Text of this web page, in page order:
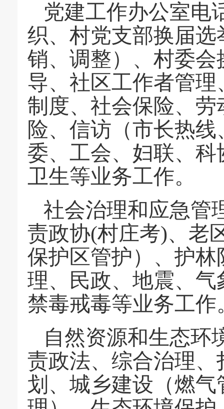
党建工作办公室电
织、村党支部换届
销、调整）、村委
导、社区工作者管
制度、社会保险、
险、信访（市长热
委、工会、妇联、
卫生等业务工作。
社会治理和应急管
责政协(村庄考)、老
保护区管护）、护
理、民政、地震、
禁毒戒毒等业务工作
自然资源和生态环
责政法、综合治理
划、城乡建设（燃